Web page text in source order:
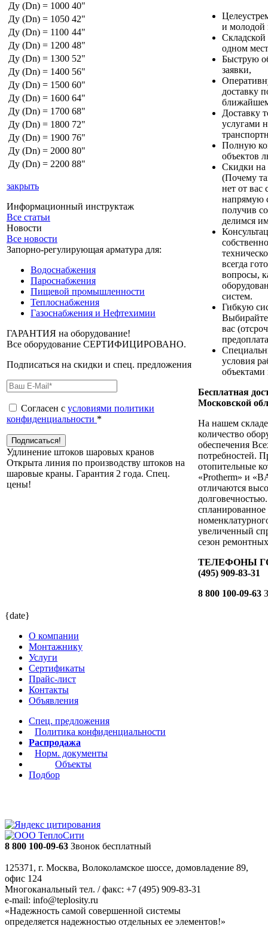
Ду (Dn) = 1000 40"
Ду (Dn) = 1050 42"
Ду (Dn) = 1100 44"
Ду (Dn) = 1200 48"
Ду (Dn) = 1300 52"
Ду (Dn) = 1400 56"
Ду (Dn) = 1500 60"
Ду (Dn) = 1600 64"
Ду (Dn) = 1700 68"
Ду (Dn) = 1800 72"
Ду (Dn) = 1900 76"
Ду (Dn) = 2000 80"
Ду (Dn) = 2200 88"
закрыть
Информационный инструктаж
Все статьи
Новости
Все новости
Запорно-регулирующая арматура для:
Водоснабжения
Пароснабжения
Пищевой промышленности
Теплоснабжения
Газоснабжения и Нефтехимии
ГАРАНТИЯ на оборудование!
Все оборудование СЕРТИФИЦИРОВАНО.
Подписаться на скидки и спец. предложения
Согласен с условиями политики
конфиденциальности *
Удлинение штоков шаровых кранов
Открыта линия по производству штоков на
шаровые краны. Гарантия 2 года. Cпец.
цены!
и молодой
одном
Быструю
заявки,
доставку
Доставку
услугами
Полную
объектов
Скидки на
(Почему
нет от вас
напрямую
получив
делимся
всегда
вопросы,
систем.
Гибкую
вас
условия
объектами
Бесплатная
Московской
На нашем
количество
обеспечения
потребностей.
отопительные
«Protherm» и
отличаются
увеличенный
сезон
ТЕЛЕФОНЫ
(495) 909-83-31
8 800 100-09-63
{date}
О компании
Монтажнику
Услуги
Сертификаты
Прайс-лист
Контакты
Объявления
Спец. предложения
Политика конфиденциальности
Распродажа
Норм. документы
Объекты
Подбор
8 800 100-09-63 Звонок бесплатный
125371, г. Москва, Волоколамское шоссе, домовладение 89,
офис 124
Многоканальный тел. / факс: +7 (495) 909-83-31
e-mail: info@teplosity.ru
«Надежность самой совершенной системы
определяется надежностью отдельных ее элементов!»